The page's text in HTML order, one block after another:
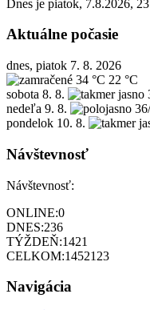
Dnes je piatok, 7.8.2026,
Aktuálne počasie
dnes, piatok 7. 8. 2026
34 °C 22 °C
sobota 8. 8.
nedeľa 9. 8.
pondelok 10. 8.
Návštevnosť
Návštevnosť:
ONLINE:0
DNES:236
TÝŽDEŇ:1421
CELKOM:1452123
Navigácia